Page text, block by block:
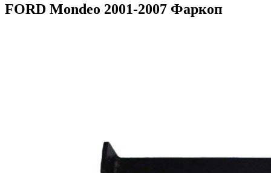
FORD Mondeo 2001-2007 Фаркоп